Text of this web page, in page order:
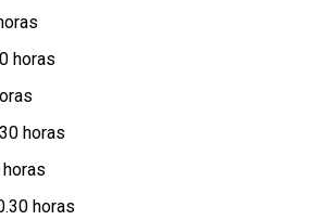
horas
horas
horas